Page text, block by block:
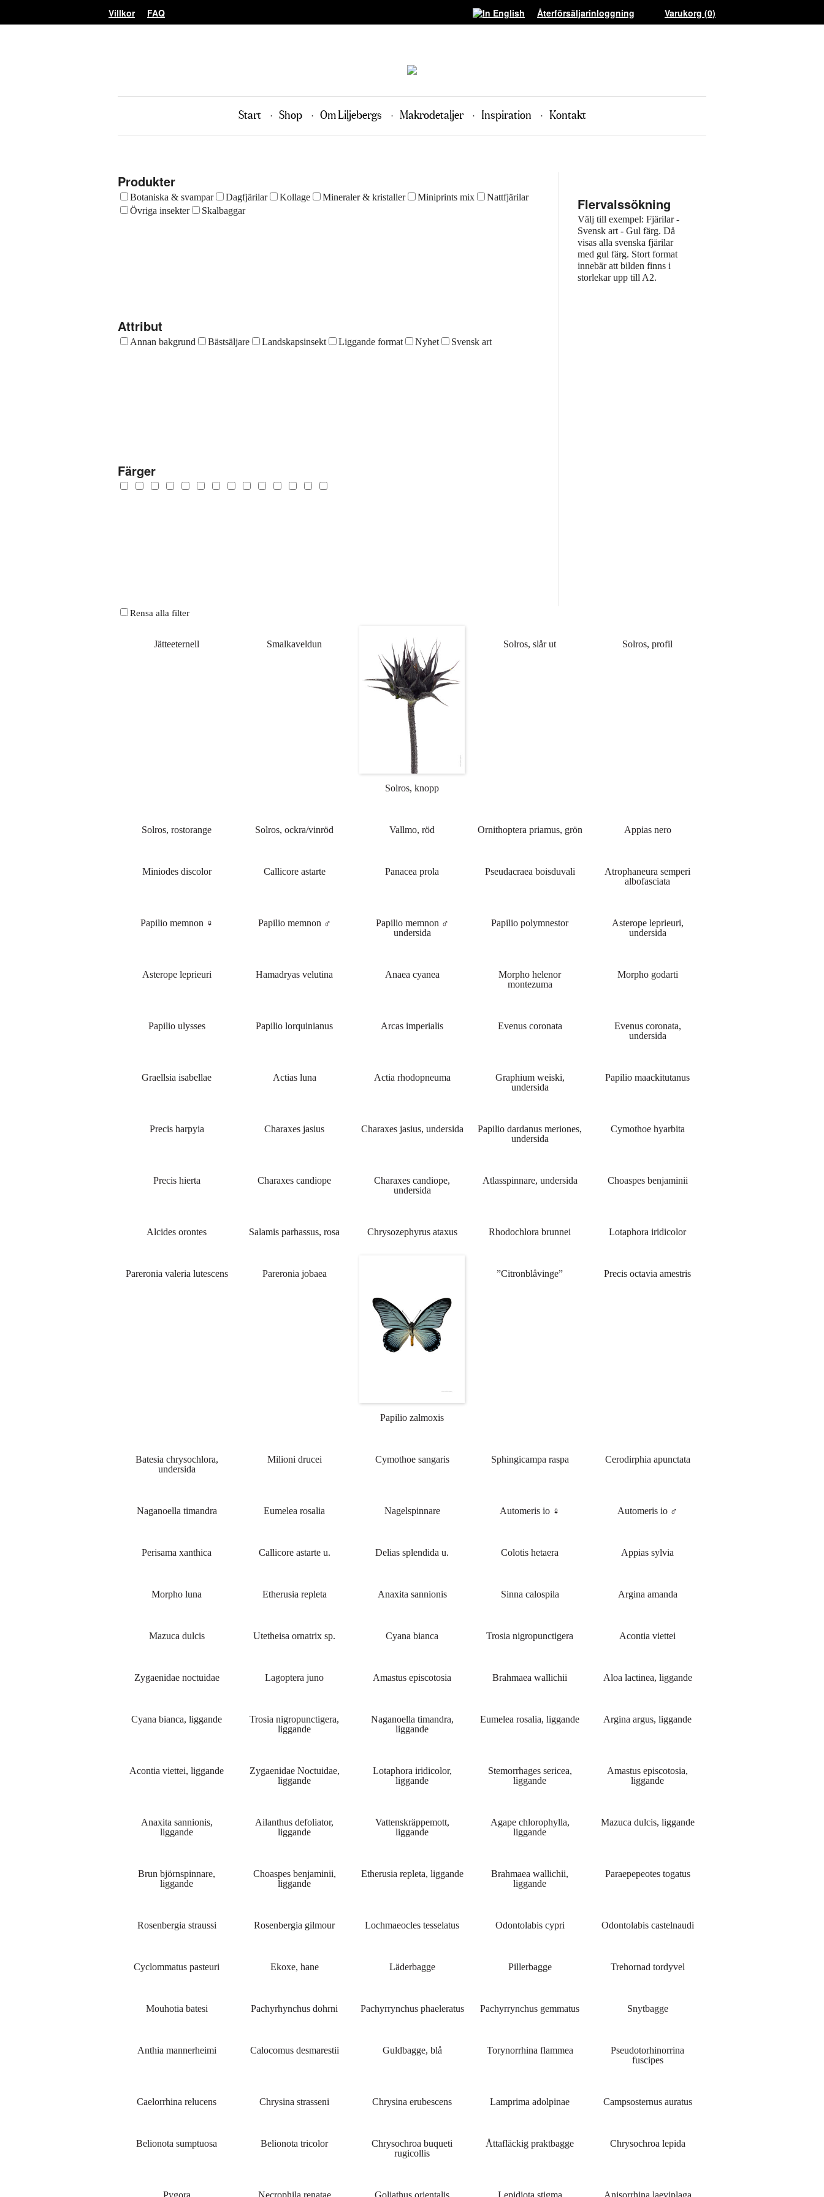
Villkor FAQ Återförsäljarinloggning Varukorg (0)
Start Shop Om Liljebergs Makrodetaljer Inspiration Kontakt
Flervalssökning
Välj till exempel: Fjärilar -
Svensk art - Gul färg. Då
visas alla svenska fjärilar
med gul färg. Stort format
innebär att bilden finns i
storlekar upp till A2.
Produkter
Botaniska & svampar Dagfjärilar Kollage Mineraler & kristaller Miniprints mix
Nattfjärilar
Övriga insekter
Skalbaggar
Attribut
Annan bakgrund Bästsäljare Landskapsinsekt Liggande format Nyhet Svensk art
Färger
Rensa alla filter
Jätteeternell Smalkaveldun
Solros, knopp
Solros, slår ut Solros, profil
Solros, rostorange Solros, ockra/vinröd Vallmo, röd Ornithoptera priamus, grön Appias nero
Miniodes discolor Callicore astarte Panacea prola Pseudacraea boisduvali
Atrophaneura semperi
albofasciata
Papilio memnon ♀ Papilio memnon ♂
Papilio memnon ♂
undersida
Papilio polymnestor
Asterope leprieuri,
undersida
Asterope leprieuri Hamadryas velutina Anaea cyanea
Morpho helenor
montezuma
Morpho godarti
Papilio ulysses Papilio lorquinianus Arcas imperialis Evenus coronata
Evenus coronata,
undersida
Graellsia isabellae Actias luna Actia rhodopneuma
Graphium weiski,
undersida
Papilio maackitutanus
Precis harpyia Charaxes jasius Charaxes jasius, undersida
Papilio dardanus meriones,
undersida
Cymothoe hyarbita
Precis hierta Charaxes candiope
Charaxes candiope,
undersida
Atlasspinnare, undersida Choaspes benjaminii
Alcides orontes Salamis parhassus, rosa Chrysozephyrus ataxus Rhodochlora brunnei Lotaphora iridicolor
Pareronia valeria lutescens Pareronia jobaea
Papilio zalmoxis
”Citronblåvinge” Precis octavia amestris
Batesia chrysochlora,
undersida
Milioni drucei Cymothoe sangaris Sphingicampa raspa Cerodirphia apunctata
Naganoella timandra Eumelea rosalia Nagelspinnare Automeris io ♀ Automeris io ♂
Perisama xanthica Callicore astarte u. Delias splendida u. Colotis hetaera Appias sylvia
Morpho luna Etherusia repleta Anaxita sannionis Sinna calospila Argina amanda
Mazuca dulcis Utetheisa ornatrix sp. Cyana bianca Trosia nigropunctigera Acontia viettei
Zygaenidae noctuidae Lagoptera juno Amastus episcotosia Brahmaea wallichii Aloa lactinea, liggande
Cyana bianca, liggande
Trosia nigropunctigera,
liggande
Naganoella timandra,
liggande
Eumelea rosalia, liggande Argina argus, liggande
Acontia viettei, liggande
Zygaenidae Noctuidae,
liggande
Lotaphora iridicolor,
liggande
Stemorrhages sericea,
liggande
Amastus episcotosia,
liggande
Anaxita sannionis,
liggande
Ailanthus defoliator,
liggande
Vattenskräppemott,
liggande
Agape chlorophylla,
liggande
Mazuca dulcis, liggande
Brun björnspinnare,
liggande
Choaspes benjaminii,
liggande
Etherusia repleta, liggande
Brahmaea wallichii,
liggande
Paraepepeotes togatus
Rosenbergia straussi Rosenbergia gilmour Lochmaeocles tesselatus Odontolabis cypri Odontolabis castelnaudi
Cyclommatus pasteuri Ekoxe, hane Läderbagge Pillerbagge Trehornad tordyvel
Mouhotia batesi Pachyrhynchus dohrni Pachyrrynchus phaeleratus Pachyrrynchus gemmatus Snytbagge
Anthia mannerheimi Calocomus desmarestii Guldbagge, blå Torynorrhina flammea
Pseudotorhinorrina
fuscipes
Caelorrhina relucens Chrysina strasseni Chrysina erubescens Lamprima adolpinae Campsosternus auratus
Belionota sumptuosa Belionota tricolor
Chrysochroa buqueti
rugicollis
Åttafläckig praktbagge Chrysochroa lepida
Pygora Necrophila renatae Goliathus orientalis Lepidiota stigma Anisorrhina laeviplaga